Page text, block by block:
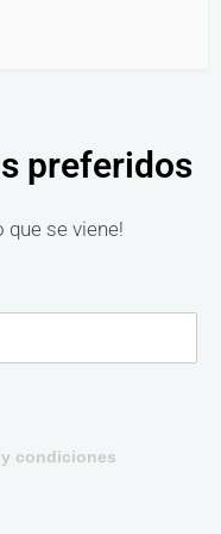
preferidos
que se viene!
condiciones